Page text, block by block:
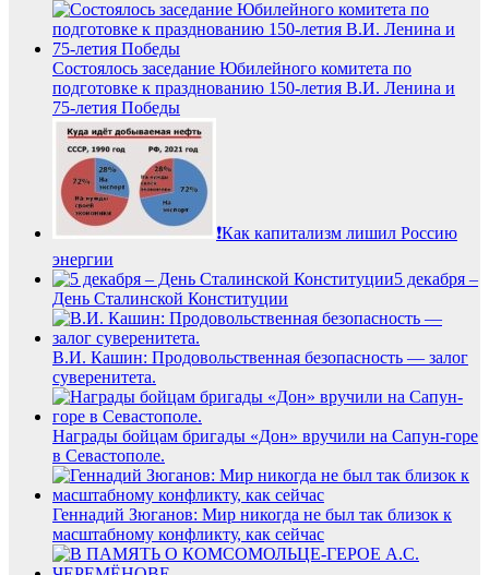
Состоялось заседание Юбилейного комитета по
подготовке к празднованию 150-летия В.И. Ленина и
75-летия Победы
❗️Как капитализм лишил Россию
энергии
5 декабря –
День Сталинской Конституции
В.И. Кашин: Продовольственная безопасность — залог
суверенитета.
Награды бойцам бригады «Дон» вручили на Сапун-горе
в Севастополе.
Геннадий Зюганов: Мир никогда не был так близок к
масштабному конфликту, как сейчас